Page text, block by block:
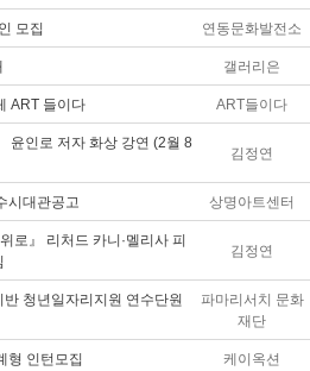
모집 연동문화발전소
갤러리은
ART 들이다 ART들이다
윤인로 저자 화상 강연 (2월 8
김정연
시대관공고 상명아트센터
로』 리처드 카니·멜리사 피
김정연
청년일자리지원 연수단원
파마리서치 문화
재단
형 인턴모집 케이옥션